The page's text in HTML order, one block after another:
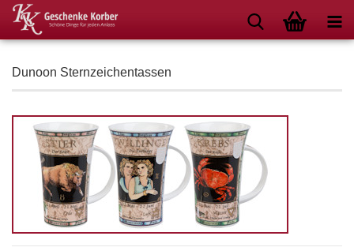
Dunoon Sternzeichentassen